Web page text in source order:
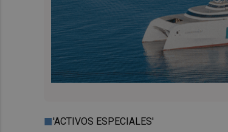
'ACTIVOS ESPECIALES'